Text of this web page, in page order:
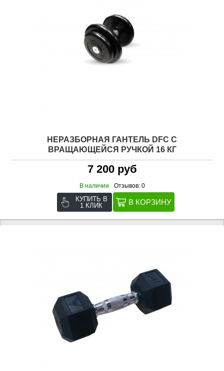
НЕРАЗБОРНАЯ ГАНТЕЛЬ DFC C
ВРАЩАЮЩЕЙСЯ РУЧКОЙ 16 КГ
7 200 руб
В наличии Отзывов: 0
КУПИТЬ В
1 КЛИК